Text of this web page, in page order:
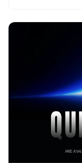
e DEXs. Já o
mercado
on-chain por meio
diferença entre
0x Protocol
roteamento
oferecer suporte
Uniswap utiliza
serviços diretos
como uma
negociações on-